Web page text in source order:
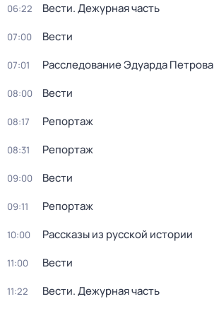
06:22 Вести. Дежурная часть
07:00 Вести
07:01 Расследование Эдуарда Петрова
08:00 Вести
08:17 Репортаж
08:31 Репортаж
09:00 Вести
09:11 Репортаж
10:00 Рассказы из русской истории
11:00 Вести
11:22 Вести. Дежурная часть